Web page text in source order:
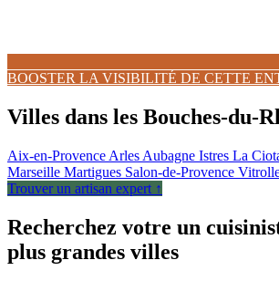
BOOSTER LA VISIBILITÉ DE CETTE
Villes dans les Bouches-du-
Aix-en-Provence Arles Aubagne Istres La
Marseille Martigues Salon-de-Provence
Trouver un artisan expert ↑
Recherchez votre un
plus grandes villes